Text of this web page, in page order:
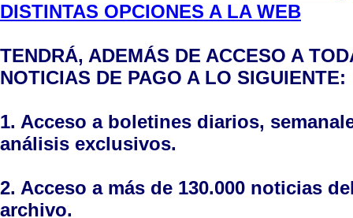
DISTINTAS OPCIONES A LA WEB
TENDRÁ, ADEMÁS DE ACCESO A
NOTICIAS DE PAGO A LO SIGUIENTE:
1. Acceso a boletines diarios,
análisis exclusivos.
2. Acceso a más de 130.000 noticias
archivo.